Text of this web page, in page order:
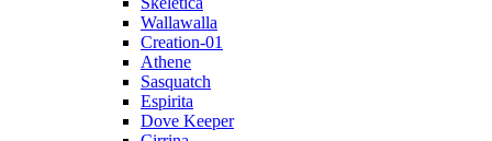
Wallawalla
Creation-01
Athene
Sasquatch
Espirita
Dove Keeper